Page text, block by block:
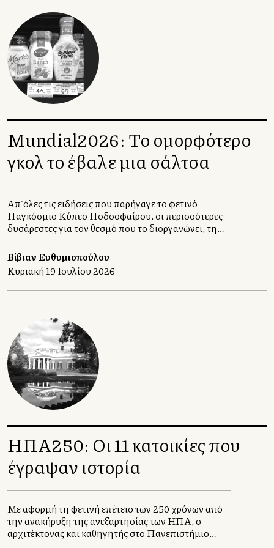
Mundial2026: Το ομορφότερο
γκολ το έβαλε μια σάλτσα
Απ'όλες τις ειδήσεις που παρήγαγε το φετινό
Παγκόσμιο Κύπελλο Ποδοσφαίρου, οι περισσότερες
δυσάρεστες για τον θεσμό που το διοργανώνει, τη
του dressing που έγινε σοσιαλμηντιακό φαινόμενο
και προκάλεσε στους φίλαθλους από συγκίνηση
μέχρι κομφούζιο στα αμερικανικά διεθνή
αεροδρόμια.
Βίβιαν Ευθυμιοπούλου
Κυριακή 19 Ιουλίου 2026
ΗΠΑ250: Οι 11 κατοικίες που
έγραψαν ιστορία
Με αφορμή τη φετινή επέτειο των 250 χρόνων από
την ανακήρυξη της ανεξαρτησίας των ΗΠΑ, ο
αρχιτέκτονας και καθηγητής στο Πανεπιστήμιο